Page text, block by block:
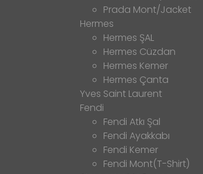
Prada Mont/Jacket
Hermes
Hermes ŞAL
Hermes Cüzdan
Hermes Kemer
Hermes Çanta
Yves Saint Laurent
Fendi
Fendi Atkı Şal
Fendi Ayakkabı
Fendi Kemer
Fendi Mont(T-Shirt)